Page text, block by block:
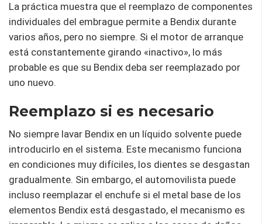
La práctica muestra que el reemplazo de componentes
individuales del embrague permite a Bendix durante
varios años, pero no siempre. Si el motor de arranque
está constantemente girando «inactivo», lo más
probable es que su Bendix deba ser reemplazado por
uno nuevo.
Reemplazo si es necesario
No siempre lavar Bendix en un líquido solvente puede
introducirlo en el sistema. Este mecanismo funciona
en condiciones muy difíciles, los dientes se desgastan
gradualmente. Sin embargo, el automovilista puede
incluso reemplazar el enchufe si el metal base de los
elementos Bendix está desgastado, el mecanismo es